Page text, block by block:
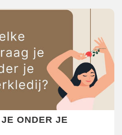
ONDER JE